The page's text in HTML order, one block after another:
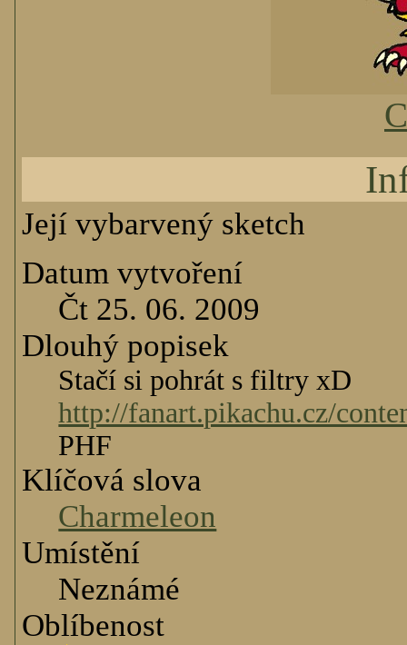
Její vybarvený sketch
Datum vytvoření
Čt 25. 06. 2009
Dlouhý popisek
Stačí si pohrát s filtry xD
http://fanart.pikachu.cz/
PHF
Klíčová slova
Charmeleon
Umístění
Neznámé
Oblíbenost